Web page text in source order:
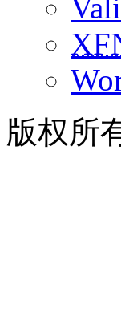
版权所